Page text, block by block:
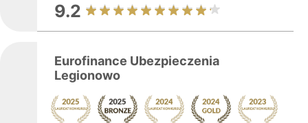
9.2
Eurofinance Ubezpieczenia
Legionowo